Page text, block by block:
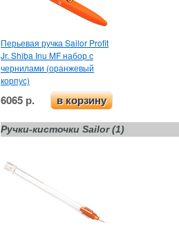
Перьевая ручка Sailor Profit
Jr. Shiba Inu MF набор с
чернилами (оранжевый
корпус)
6065 р. в корзину
Ручки-кисточки Sailor (1)